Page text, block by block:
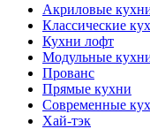
Акриловые
Классические
Кухни лофт
Модульные
Прованс
Прямые кухни
Современные
Хай-тэк